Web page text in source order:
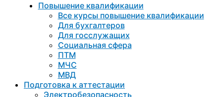
Повышение квалификации
Все курсы повышение квалификации
Для бухгалтеров
Для госслужащих
Социальная сфера
ПТМ
МЧС
МВД
Подготовка к aттестации
Электробезопасность